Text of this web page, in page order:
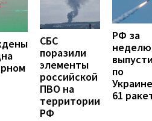
СБС
поразили
элементы
российской
ПВО на
территории
РФ
РФ за
неделю
по
Украине
61